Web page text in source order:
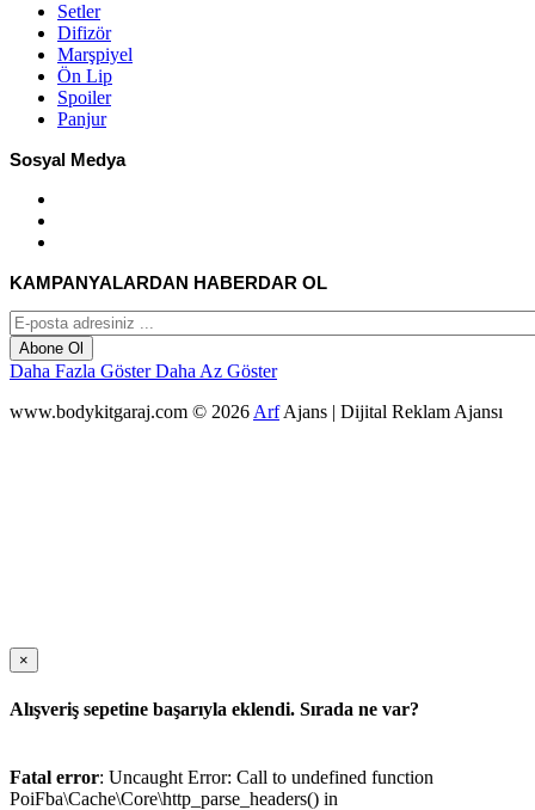
Setler
Difizör
Marşpiyel
Ön Lip
Spoiler
Panjur
Sosyal Medya
KAMPANYALARDAN HABERDAR OL
Abone Ol
Daha Fazla GösterDaha Az Göster
www.bodykitgaraj.com © 2026ArfAjans | Dijital Reklam Ajansı
×
Alışveriş sepetine başarıyla eklendi. Sırada ne var?
Fatal error: Uncaught Error: Call to undefined function
PoiFba\Cache\Core\http_parse_headers() in